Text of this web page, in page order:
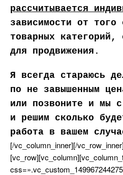
рассчитывается
зависимости от того
товарных
для продвижения.
Я всегда стараюсь
по не завышенным
или позвоните и мы
и решим сколько
работа в вашем
[/vc_column_inner][/